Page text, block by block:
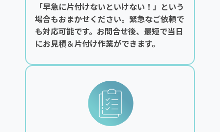
「早急に片付けないといけない！」という
場合もおまかせください。緊急なご依頼で
も対応可能です。お問合せ後、最短で当日
にお見積＆片付け作業ができます。